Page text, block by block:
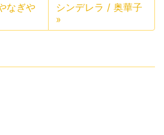
なぎや
シンデレラ / 奥華子
»